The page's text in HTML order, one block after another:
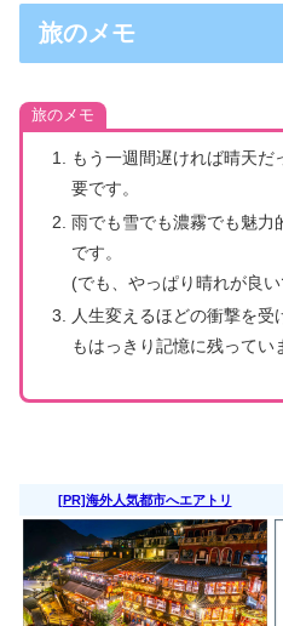
旅のメモ
旅のメモ
もう一週間遅ければ晴天
要です。
雨でも雪でも濃霧でも魅力
です。
(でも、やっぱり晴れが良
人生変えるほどの衝撃を
もはっきり記憶に残ってい
[PR]海外人気都市へエアトリ